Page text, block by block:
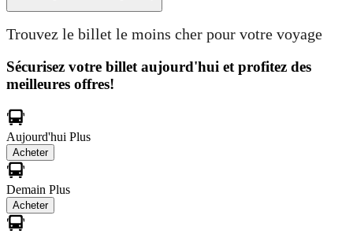
Trouvez le billet le moins cher pour votre voyage
Sécurisez votre billet aujourd'hui et profitez des
meilleures offres!
Aujourd'hui Plus
Acheter
Demain Plus
Acheter